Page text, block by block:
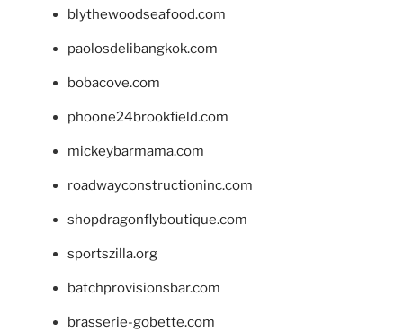
blythewoodseafood.com
paolosdelibangkok.com
bobacove.com
phoone24brookfield.com
mickeybarmama.com
roadwayconstructioninc.com
shopdragonflyboutique.com
sportszilla.org
batchprovisionsbar.com
brasserie-gobette.com